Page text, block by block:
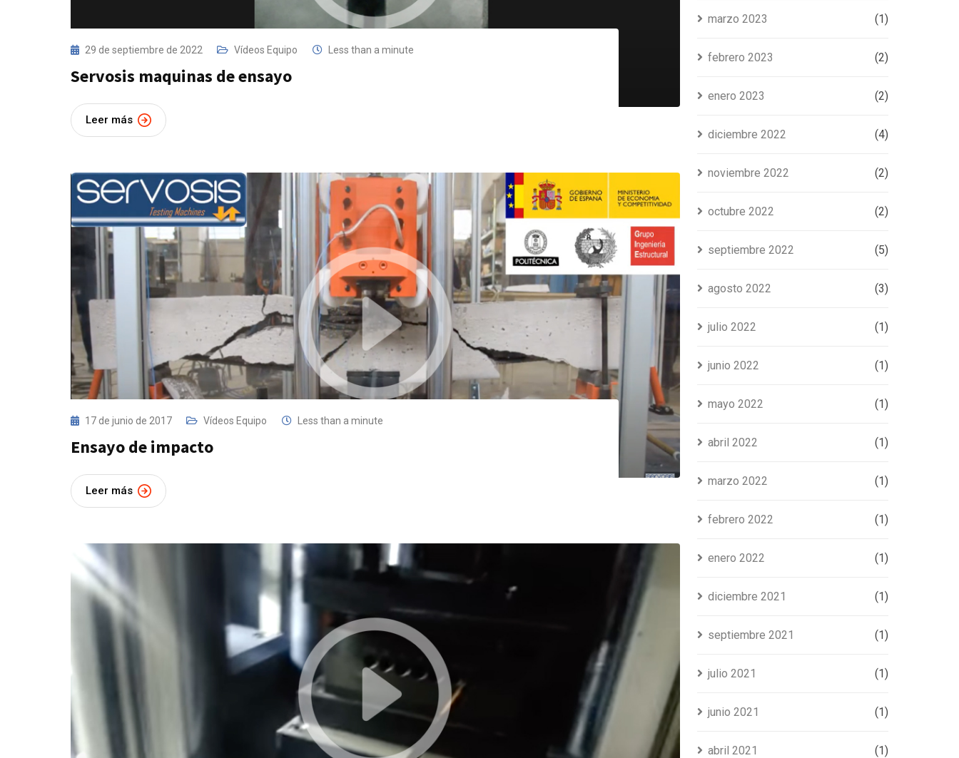
29 de septiembre de 2022 Vídeos Equipo Less than a minute
Servosis maquinas de ensayo
Leer más
17 de junio de 2017 Vídeos Equipo Less than a minute
Ensayo de impacto
Leer más
marzo 2023 (1)
febrero 2023 (2)
enero 2023 (2)
diciembre 2022 (4)
noviembre 2022 (2)
octubre 2022 (2)
septiembre 2022 (5)
agosto 2022 (3)
julio 2022 (1)
junio 2022 (1)
mayo 2022 (1)
abril 2022 (1)
marzo 2022 (1)
febrero 2022 (1)
enero 2022 (1)
diciembre 2021 (1)
septiembre 2021 (1)
julio 2021 (1)
junio 2021 (1)
abril 2021 (1)